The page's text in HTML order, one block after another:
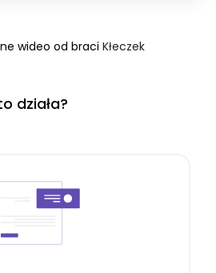
wideo od braci Kłeczek
działa?